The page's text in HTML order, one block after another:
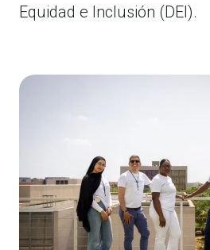
Equidad e Inclusión (DEI).